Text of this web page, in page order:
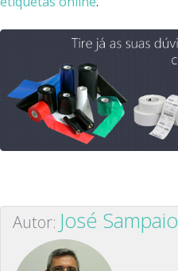
Autor: José Sampaio